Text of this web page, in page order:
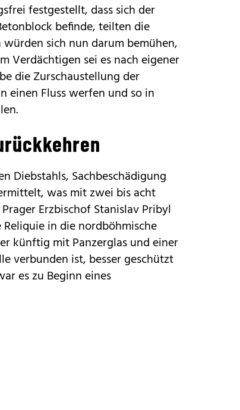
festgestellt, dass sich der
befinde, teilten die
sich nun darum bemühen,
Verdächtigen sei es nach eigener
die Zurschaustellung der
einen Fluss werfen und so in
Diebstahls, Sachbeschädigung
was mit zwei bis acht
Erzbischof Stanislav Pribyl
in die nordböhmische
künftig mit Panzerglas und einer
verbunden ist, besser geschützt
es zu Beginn eines